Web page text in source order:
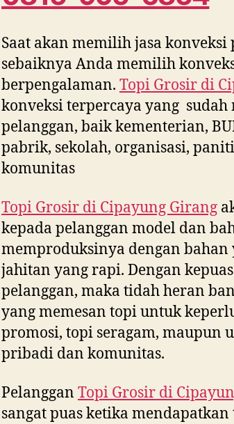
Saat akan memilih jasa konveksi
sebaiknya Anda memilih
berpengalaman. Topi Grosir di
konveksi terpercaya yang
pelanggan, baik kementerian,
pabrik, sekolah, organisasi,
komunitas
Topi Grosir di Cipayung Girang
kepada pelanggan model dan
memproduksinya dengan
jahitan yang rapi. Dengan
pelanggan, maka tidah heran
yang memesan topi untuk
promosi, topi seragam, maupun
pribadi dan komunitas.
Pelanggan Topi Grosir di
sangat puas ketika